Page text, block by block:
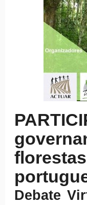
Debate